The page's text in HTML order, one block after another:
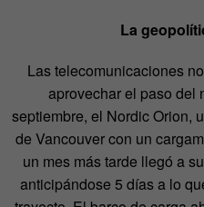
La
Las telecomunicaciones
aprovechar el paso del
septiembre, el Nordic Orion,
de Vancouver con un
un mes más tarde llegó a
anticipándose 5 días a lo